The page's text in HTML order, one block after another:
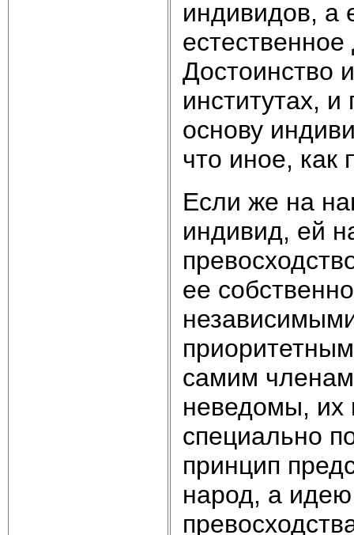
индивидов, а
Достоинство
институтах,
основу
что иное, как
Если же на
индивид, ей
ее
самим
неведомы, их
специально
принцип
народ, а